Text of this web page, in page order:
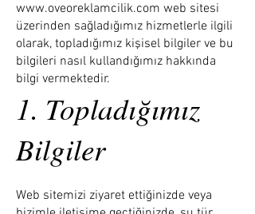
www.oveoreklamcilik.com web sitesi
üzerinden sağladığımız hizmetlerle ilgili
olarak, topladığımız kişisel bilgiler ve bu
bilgileri nasıl kullandığımız hakkında
bilgi vermektedir.
1. Topladığımız
Bilgiler
Web sitemizi ziyaret ettiğinizde veya